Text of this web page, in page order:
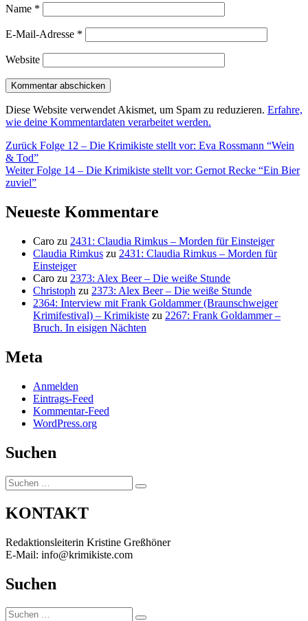
Name *
E-Mail-Adresse *
Website
Diese Website verwendet Akismet, um Spam zu reduzieren. Erfahre,
wie deine Kommentardaten verarbeitet werden.
Beitragsnavigation
Zurück Vorheriger
Folge 12 – Die Krimikiste stellt vor: Eva Rossmann “Wein
& Tod”
Weiter Nächster
Beitrag:
Folge 14 – Die Krimikiste stellt vor: Gernot Recke “Ein Bier
zuviel”
Neueste Kommentare
Caro zu 2431: Claudia Rimkus – Morden für Einsteiger
Claudia Rimkus zu 2431: Claudia Rimkus – Morden für
Einsteiger
Caro zu 2373: Alex Beer – Die weiße Stunde
Christoph zu 2373: Alex Beer – Die weiße Stunde
2364: Interview mit Frank Goldammer (Braunschweiger
Krimifestival) – Krimikiste zu 2267: Frank Goldammer –
Bruch. In eisigen Nächten
Meta
Anmelden
Eintrags-Feed
Kommentar-Feed
WordPress.org
Suchen
Suchen
nach:
Suchen
KONTAKT
Redaktionsleiterin Kristine Greßhöner
E-Mail: info@krimikiste.com
Suchen
Suchen